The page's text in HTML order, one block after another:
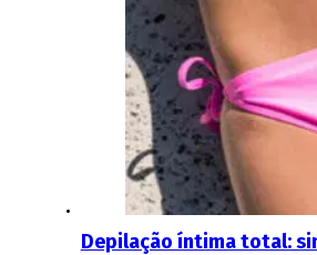
Depilação íntima total: